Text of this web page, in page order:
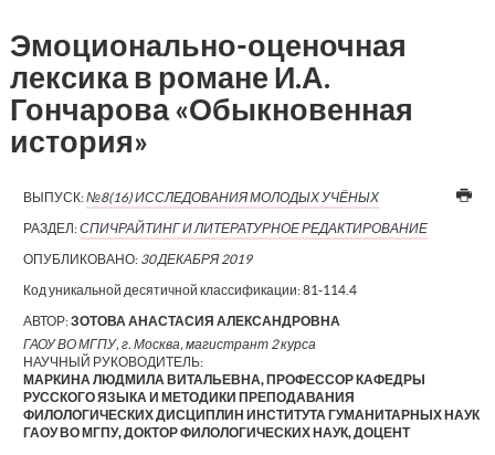
Эмоционально-оценочная
лексика в романе И.А.
Гончарова «Обыкновенная
история»
ВЫПУСК:№8(16) ИССЛЕДОВАНИЯ МОЛОДЫХ УЧЁНЫХ
РАЗДЕЛ:СПИЧРАЙТИНГ И ЛИТЕРАТУРНОЕ РЕДАКТИРОВАНИЕ
ОПУБЛИКОВАНО: 30 ДЕКАБРЯ 2019
Код уникальной десятичной классификации:81-114.4
АВТОР:ЗОТОВА АНАСТАСИЯ АЛЕКСАНДРОВНА
ГАОУ ВО МГПУ, г. Москва, магистрант 2 курса
НАУЧНЫЙ РУКОВОДИТЕЛЬ:
МАРКИНА ЛЮДМИЛА ВИТАЛЬЕВНА, ПРОФЕССОР КАФЕДРЫ
РУССКОГО ЯЗЫКА И МЕТОДИКИ ПРЕПОДАВАНИЯ
ФИЛОЛОГИЧЕСКИХ ДИСЦИПЛИН ИНСТИТУТА ГУМАНИТАРНЫХ НАУК
ГАОУ ВО МГПУ, ДОКТОР ФИЛОЛОГИЧЕСКИХ НАУК, ДОЦЕНТ